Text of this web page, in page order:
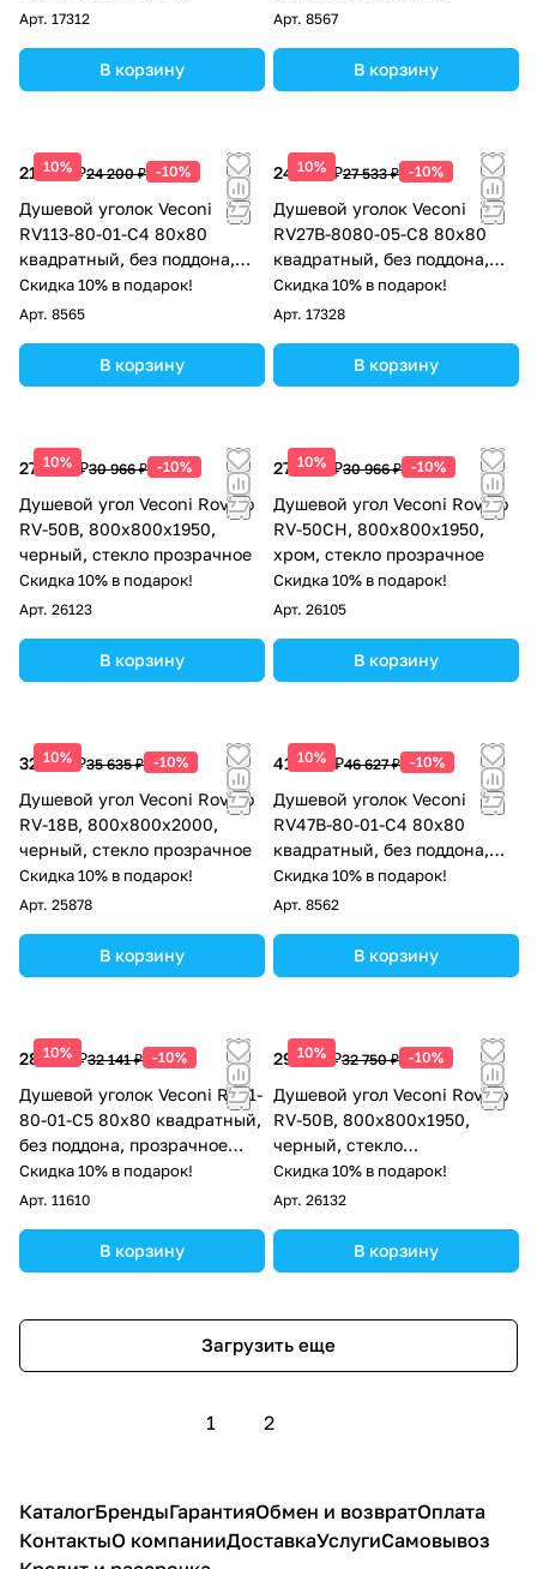
Арт. 17312
В корзину
матовый
Арт. 8567
В корзину
10%
21 780 ₽24 200 ₽ -10%
Душевой уголок Veconi
RV113-80-01-C4 80х80
квадратный, без поддона,
прозрачное стекло, хром
Скидка 10% в подарок!
Арт. 8565
В корзину
10%
24 780 ₽27 533 ₽ -10%
Душевой уголок Veconi
RV27B-8080-05-C8 80х80
квадратный, без поддона,
тонированное стекло,
черный матовый
Скидка 10% в подарок!
Арт. 17328
В корзину
10%
27 869 ₽30 966 ₽ -10%
Душевой угол Veconi Rovigo
RV-50B, 800х800х1950,
черный, стекло прозрачное
Скидка 10% в подарок!
Арт. 26123
В корзину
10%
27 869 ₽30 966 ₽ -10%
Душевой угол Veconi Rovigo
RV-50CH, 800х800х1950,
хром, стекло прозрачное
Скидка 10% в подарок!
Арт. 26105
В корзину
10%
32 072 ₽35 635 ₽ -10%
Душевой угол Veconi Rovigo
RV-18B, 800x800x2000,
черный, стекло прозрачное
Скидка 10% в подарок!
Арт. 25878
В корзину
10%
41 964 ₽46 627 ₽ -10%
Душевой уголок Veconi
RV47B-80-01-C4 80x80
квадратный, без поддона,
прозрачное стекло, черный
матовый
Скидка 10% в подарок!
Арт. 8562
В корзину
10%
28 927 ₽32 141 ₽ -10%
Душевой уголок Veconi RV11-
80-01-C5 80х80 квадратный,
без поддона, прозрачное
стекло, хром
Скидка 10% в подарок!
Арт. 11610
В корзину
10%
29 475 ₽32 750 ₽ -10%
Душевой угол Veconi Rovigo
RV-50B, 800х800х1950,
черный, стекло
тонированное
Скидка 10% в подарок!
Арт. 26132
В корзину
Загрузить еще
1 2
КаталогБрендыГарантияОбмен и возвратОплата
КонтактыО компанииДоставкаУслугиСамовывоз